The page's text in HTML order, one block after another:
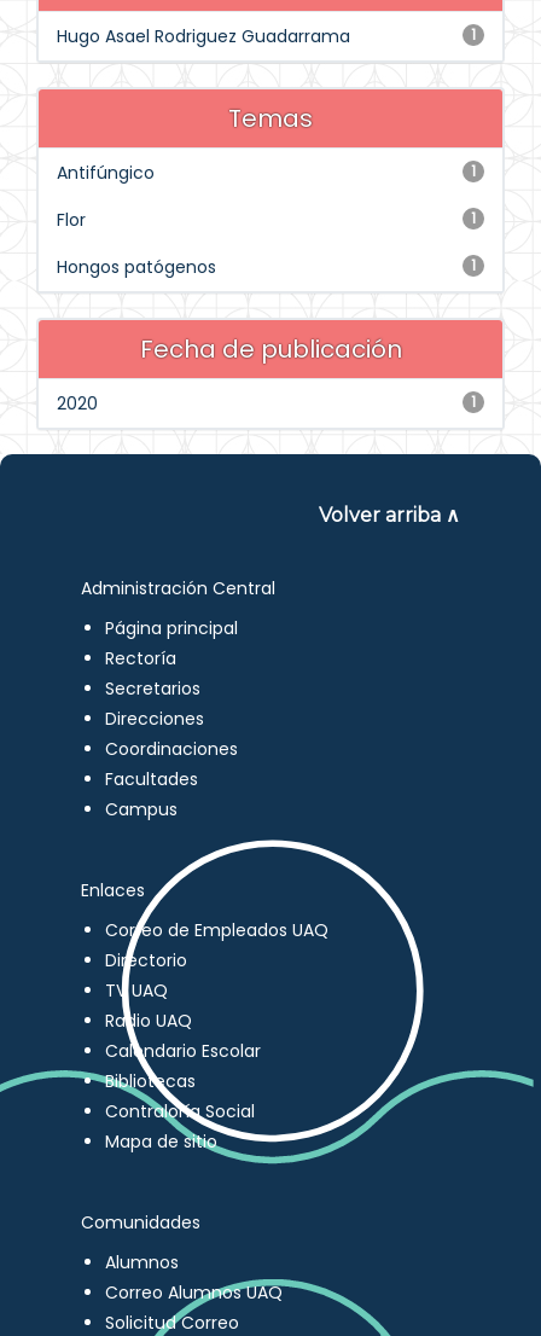
1
Hugo Asael Rodriguez Guadarrama
Temas
1
Antifúngico
1
Flor
1
Hongos patógenos
Fecha de publicación
1
2020
Volver arriba ∧
Administración Central
Página principal
Rectoría
Secretarios
Direcciones
Coordinaciones
Facultades
Campus
Enlaces
Correo de Empleados UAQ
Directorio
TV UAQ
Radio UAQ
Calendario Escolar
Bibliotecas
Contraloría Social
Mapa de sitio
Comunidades
Alumnos
Correo Alumnos UAQ
Solicitud Correo